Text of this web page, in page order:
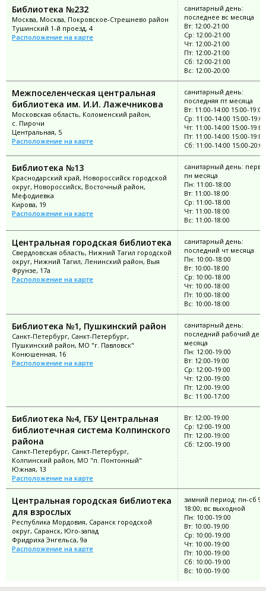
Библиотека №232
Москва, Москва, Покровское-Стрешнево район
Тушинский 1-й проезд, 4
Расположение на карте
санитарный день:
последнее вс месяца
Вт: 12:00-21:00
Ср: 12:00-21:00
Чт: 12:00-21:00
Пт: 12:00-21:00
Сб: 12:00-21:00
Вс: 12:00-20:00
Межпоселенческая центральная
библиотека им. И.И. Лажечникова
Московская область, Коломенский район,
с. Пирочи
Центральная, 5
Расположение на карте
санитарный день:
последняя пт месяца
Вт: 11:00-14:00 15:00-19:00
Ср: 11:00-14:00 15:00-19:00
Чт: 11:00-14:00 15:00-19:00
Пт: 11:00-14:00 15:00-19:00
Сб: 11:00-14:00 15:00-20:00
Библиотека №13
Краснодарский край, Новороссийск городской
округ, Новороссийск, Восточный район,
Мефодиевка
Кирова, 19
Расположение на карте
санитарный день:
пн месяца
Пн: 11:00-18:00
Вт: 11:00-18:00
Ср: 11:00-18:00
Чт: 11:00-18:00
Вс: 11:00-18:00
Центральная городская библиотека
Свердловская область, Нижний Тагил городской
округ, Нижний Тагил, Ленинский район, Выя
Фрунзе, 17а
Расположение на карте
санитарный день:
последний чт месяца
Пн: 10:00-18:00
Вт: 10:00-18:00
Ср: 10:00-18:00
Чт: 10:00-18:00
Пт: 10:00-18:00
Вс: 10:00-18:00
Библиотека №1, Пушкинский район
Санкт-Петербург, Санкт-Петербург,
Пушкинский район, МО "г. Павловск"
Конюшенная, 16
Расположение на карте
санитарный день:
последний рабочий
месяца
Пн: 12:00-19:00
Вт: 12:00-19:00
Ср: 12:00-19:00
Чт: 12:00-19:00
Пт: 12:00-19:00
Вс: 11:00-17:00
Библиотека №4, ГБУ Центральная
библиотечная система Колпинского
района
Санкт-Петербург, Санкт-Петербург,
Колпинский район, МО "п. Понтонный"
Южная, 13
Расположение на карте
Вт: 12:00-19:00
Ср: 12:00-19:00
Пт: 12:00-19:00
Сб: 12:00-19:00
Центральная городская библиотека
для взрослых
Республика Мордовия, Саранск городской
округ, Саранск, Юго-запад
Фридриха Энгельса, 9а
Расположение на карте
зимний период: пн-сб
18:00; вс выходной
Пн: 10:00-19:00
Вт: 10:00-19:00
Ср: 10:00-19:00
Чт: 10:00-19:00
Пт: 10:00-19:00
Сб: 10:00-19:00
Вс: 10:00-19:00